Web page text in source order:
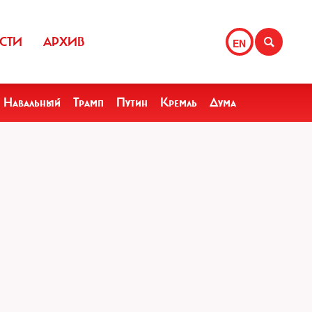
EN
АРХИВ
Навальный Трамп Путин Кремль Дума